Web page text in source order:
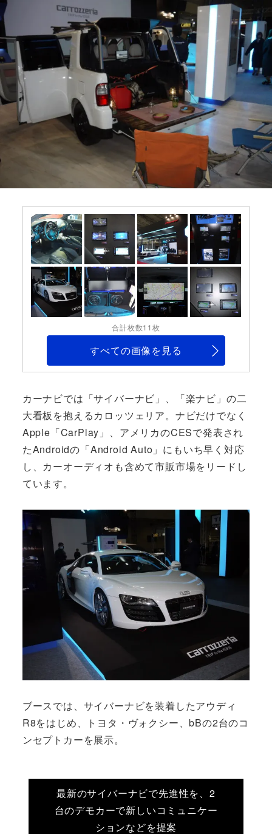
合計枚数11枚
すべての画像を見る
カーナビでは「サイバーナビ」、「楽ナビ」の二
大看板を抱えるカロッツェリア。ナビだけでなく
Apple「CarPlay」、アメリカのCESで発表され
たAndroidの「Android Auto」にもいち早く対応
し、カーオーディオも含めて市販市場をリードし
ています。
ブースでは、サイバーナビを装着したアウディ
R8をはじめ、トヨタ・ヴォクシー、bBの2台のコ
ンセプトカーを展示。
最新のサイバーナビで先進性を、2
台のデモカーで新しいコミュニケー
ションなどを提案